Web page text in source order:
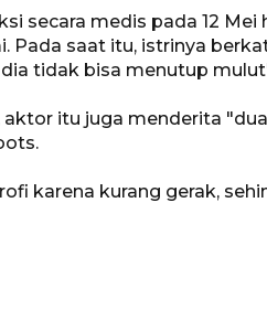
secara medis pada 12
Pada saat itu, istrinya
tidak bisa menutup
itu juga menderita
karena kurang gerak,
Kodam I
luncurkan
Berhaji